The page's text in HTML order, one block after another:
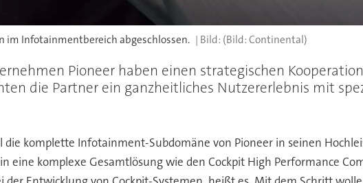
im Infotainmentbereich abgeschlossen. (Bild: Continental)
Pioneer haben einen strategischen
die Partner ein ganzheitliches Nutzererlebnis mit
komplette Infotainment-Subdomäne von Pioneer in seinen
komplexe Gesamtlösung wie den Cockpit High Performance